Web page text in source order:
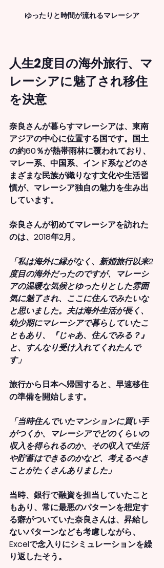
ゆったりと時間が流れるマレーシア
人生2度目の海外旅行、マ
レーシアに魅了され移住
を決意
奈良さんが暮らすマレーシアは、東南
アジアの中心に位置する国です。国土
の約60％が熱帯雨林に覆われており、
マレー系、中国系、インド系などのさ
まざまな民族が織りなす文化や生活習
慣が、マレーシア独自の魅力を生み出
しています。
奈良さんが初めてマレーシアを訪れた
のは、2018年2月。
「私は海外に縁がなく、新婚旅行以来2
度目の海外だったのですが、マレーシ
アの温暖な気候とゆったりとした雰囲
気に魅了され、ここに住んでみたいな
と思いました。夫は海外生活が長く、
幼少期にマレーシアで暮らしていたこ
ともあり、『じゃあ、住んでみる？』
と、すんなり受け入れてくれたんで
す」
旅行から日本へ帰国すると、早速移住
の準備を開始します。
「当時住んでいたマンションに買い手
がつくか、マレーシアでどのくらいの
収入を得られるのか、その収入で生活
や貯蓄はできるのかなど、考えるべき
ことがたくさんありました」
当時、銀行で融資を担当していたこと
もあり、常に最悪のパターンを想定す
る癖がついていた奈良さんは、昇給し
ないパターンなども考慮しながら、
Excelで念入りにシミュレーションを繰
り返したそう。